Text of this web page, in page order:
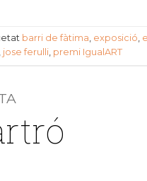
barri de fàtima exposició
jose ferulli premi IgualART